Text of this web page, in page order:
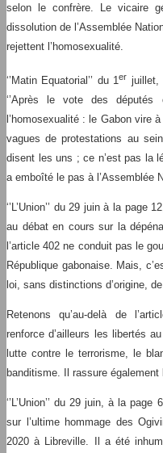
selon le confrère. Le vicaire
dissolution de l’Assemblée
rejettent l’homosexualité.
‘’Matin Equatorial’’ du 1er juillet,
‘’Après le vote des
l’homosexualité : le Gabon vire
vagues de protestations au
disent les uns ; ce n’est pas la
a emboîté le pas à l’Assemblée
‘’L’Union’’ du 29 juin à la page
au débat en cours sur la
l’article 402 ne conduit pas le
République gabonaise. Mais,
loi, sans distinctions d’origine,
Retenons qu’au-delà de
renforce d’ailleurs les libertés
lutte contre le terrorisme, le
banditisme. Il rassure
‘’L’Union’’ du 29 juin, à la page
sur l’ultime hommage des
2020 à Libreville. Il a été